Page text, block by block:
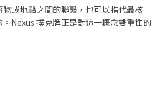
物或地點之間的聯繫，也可以指代最核
Nexus 撲克牌正是對這一概念雙重性的